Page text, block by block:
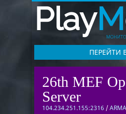
PlayM
ПЕРЕЙТИ
26th MEF Op
Server
104.234.251.155:2316 /